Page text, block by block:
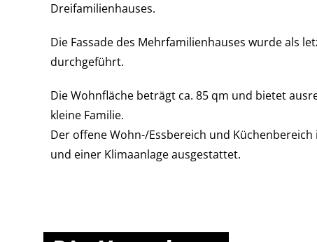
Dreifamilienhauses.
Die Fassade des Mehrfamilienhauses wurde als
durchgeführt.
Die Wohnfläche beträgt ca. 85 qm und bietet
kleine Familie.
Der offene Wohn-/Essbereich und
und einer Klimaanlage ausgestattet.